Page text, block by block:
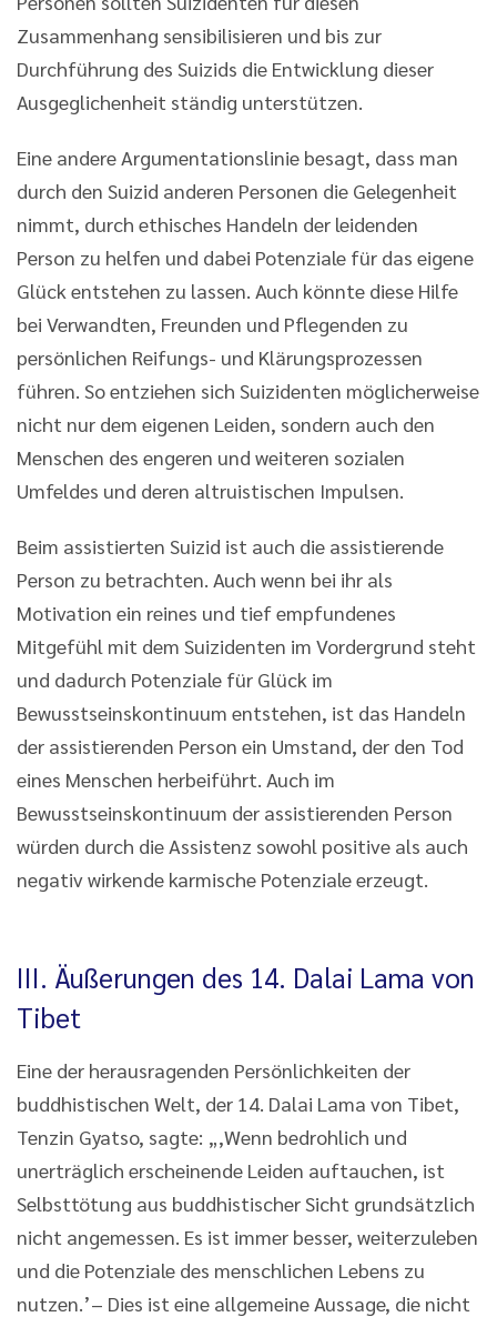
Zusammenhang sensibilisieren und bis zur
Durchführung des Suizids die Entwicklung dieser
Ausgeglichenheit ständig unterstützen.
Eine andere Argumentationslinie besagt, dass man
durch den Suizid anderen Personen die Gelegenheit
nimmt, durch ethisches Handeln der leidenden
Person zu helfen und dabei Potenziale für das eigene
Glück entstehen zu lassen. Auch könnte diese Hilfe
bei Verwandten, Freunden und Pflegenden zu
persönlichen Reifungs- und Klärungsprozessen
führen. So entziehen sich Suizidenten möglicherweise
nicht nur dem eigenen Leiden, sondern auch den
Menschen des engeren und weiteren sozialen
Umfeldes und deren altruistischen Impulsen.
Beim assistierten Suizid ist auch die assistierende
Person zu betrachten. Auch wenn bei ihr als
Motivation ein reines und tief empfundenes
Mitgefühl mit dem Suizidenten im Vordergrund steht
und dadurch Potenziale für Glück im
Bewusstseinskontinuum entstehen, ist das Handeln
der assistierenden Person ein Umstand, der den Tod
eines Menschen herbeiführt. Auch im
Bewusstseinskontinuum der assistierenden Person
würden durch die Assistenz sowohl positive als auch
negativ wirkende karmische Potenziale erzeugt.
III. Äußerungen des 14. Dalai Lama von
Tibet
Eine der herausragenden Persönlichkeiten der
buddhistischen Welt, der 14. Dalai Lama von Tibet,
Tenzin Gyatso, sagte: „,Wenn bedrohlich und
unerträglich erscheinende Leiden auftauchen, ist
Selbsttötung aus buddhistischer Sicht grundsätzlich
nicht angemessen. Es ist immer besser, weiterzuleben
und die Potenziale des menschlichen Lebens zu
nutzen.’– Dies ist eine allgemeine Aussage, die nicht